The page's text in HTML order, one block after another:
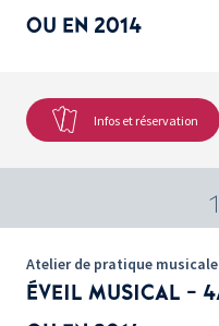
OU EN 2014
Infos et réservation
Atelier de pratique musicale
ÉVEIL MUSICAL -